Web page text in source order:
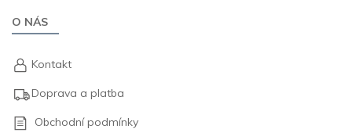
O NÁS
Kontakt
Doprava a platba
Obchodní podmínky